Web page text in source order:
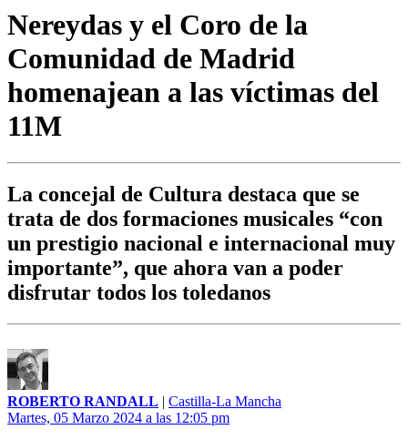
Nereydas y el Coro de la
Comunidad de Madrid
homenajean a las víctimas del
11M
La concejal de Cultura destaca que se
trata de dos formaciones musicales “con
un prestigio nacional e internacional muy
importante”, que ahora van a poder
disfrutar todos los toledanos
ROBERTO RANDALL | Castilla-La Mancha
Martes, 05 Marzo 2024 a las 12:05 pm